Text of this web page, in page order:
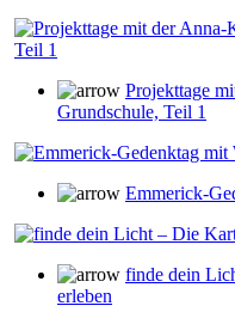
Projekttage
Grundschule, Teil 1
Emmerick-
finde dein
erleben